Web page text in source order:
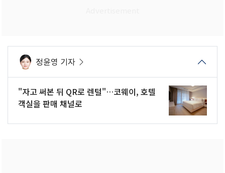
정윤영 기자
"자고 써본 뒤 QR로 렌털"…코웨이, 호텔
객실을 판매 채널로